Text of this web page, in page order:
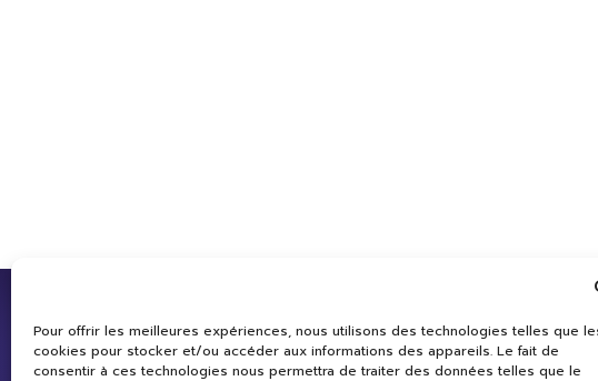
Pour offrir les meilleures expériences, nous utilisons des technologies telles que
cookies pour stocker et/ou accéder aux informations des appareils. Le fait de
consentir à ces technologies nous permettra de traiter des données telles que le